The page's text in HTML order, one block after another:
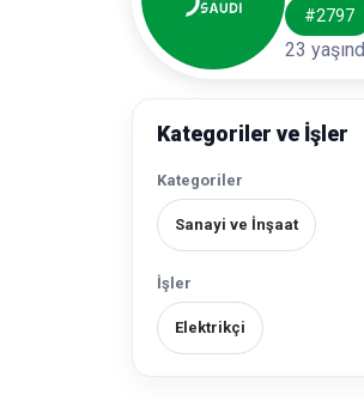
#2797
23
Kategoriler ve İşler
Kategoriler
Sanayi ve İnşaat
İşler
Elektrikçi